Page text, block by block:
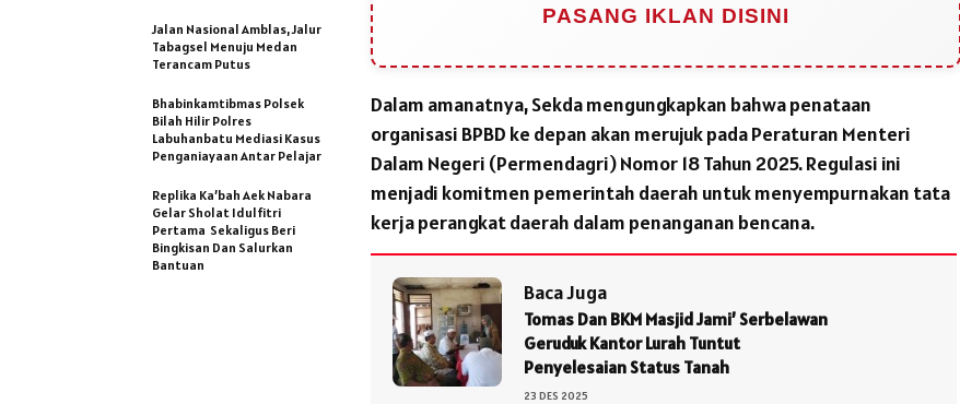
PASANG IKLAN DISINI
​Dalam amanatnya, Sekda mengungkapkan bahwa penataan
organisasi BPBD ke depan akan merujuk pada Peraturan Menteri
Dalam Negeri (Permendagri) Nomor 18 Tahun 2025. Regulasi ini
menjadi komitmen pemerintah daerah untuk menyempurnakan tata
kerja perangkat daerah dalam penanganan bencana.
Baca Juga
Tomas Dan BKM Masjid Jami’ Serbelawan
Geruduk Kantor Lurah Tuntut
Penyelesaian Status Tanah
23 DES 2025
Jalan Nasional Amblas, Jalur
Tabagsel Menuju Medan
Terancam Putus
Bhabinkamtibmas Polsek
Bilah Hilir Polres
Labuhanbatu Mediasi Kasus
Penganiayaan Antar Pelajar
Replika Ka’bah Aek Nabara
Gelar Sholat Idulfitri
Pertama Sekaligus Beri
Bingkisan Dan Salurkan
Bantuan